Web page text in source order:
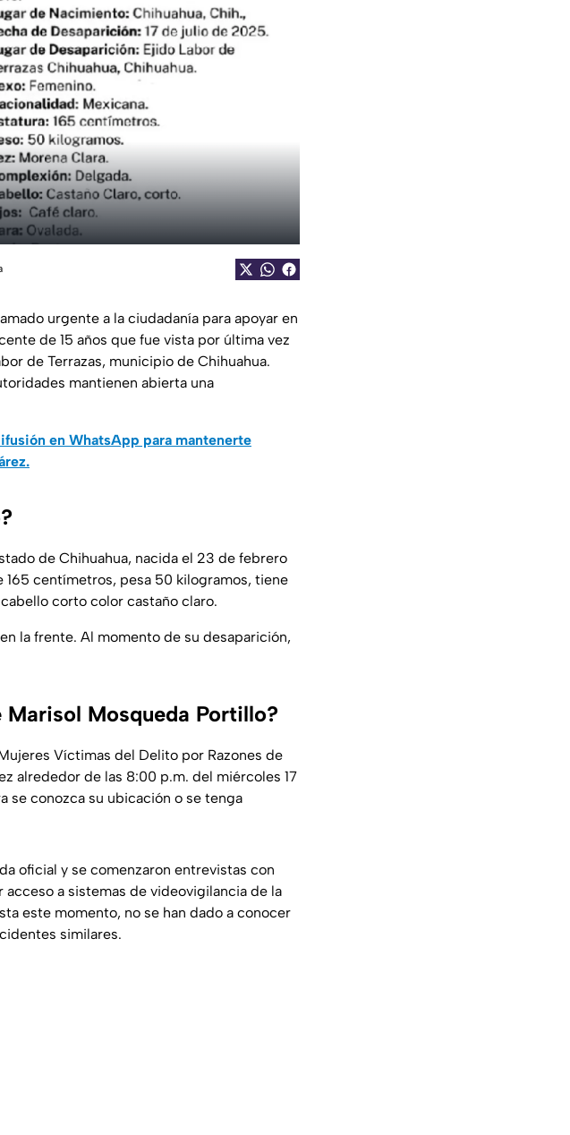
urgente a la ciudadanía para apoyar en
de 15 años que fue vista por última vez
de Terrazas, municipio de Chihuahua.
mantienen abierta una
en WhatsApp para mantenerte
de Chihuahua, nacida el 23 de febrero
165 centímetros, pesa 50 kilogramos, tiene
corto color castaño claro.
la frente. Al momento de su desaparición,
Mosqueda Portillo?
Víctimas del Delito por Razones de
alrededor de las 8:00 p.m. del miércoles 17
se conozca su ubicación o se tenga
oficial y se comenzaron entrevistas con
a sistemas de videovigilancia de la
este momento, no se han dado a conocer
similares.